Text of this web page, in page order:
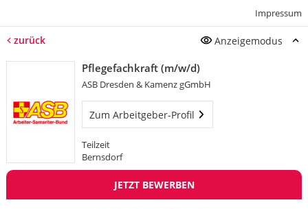
Impressum
zurück Anzeigemodus
Pflegefachkraft (m/w/d)
ASB Dresden & Kamenz gGmbH
Zum Arbeitgeber-Profil
Teilzeit
Bernsdorf
JETZT BEWERBEN